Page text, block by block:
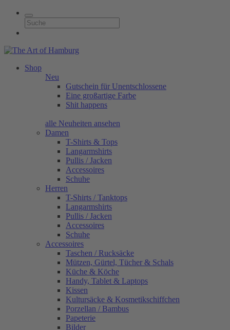
Shop
Neu
Gutschein für Unentschlossene
Eine großartige Farbe
Shit happens
alle Neuheiten ansehen
Damen
T-Shirts & Tops
Langarmshirts
Pullis / Jacken
Accessoires
Schuhe
Herren
T-Shirts / Tanktops
Langarmshirts
Pullis / Jacken
Accessoires
Schuhe
Accessoires
Taschen / Rucksäcke
Mützen, Gürtel, Tücher & Schals
Küche & Köche
Handy, Tablet & Laptops
Kissen
Kultursäcke & Kosmetikschiffchen
Porzellan / Bambus
Papeterie
Bilder